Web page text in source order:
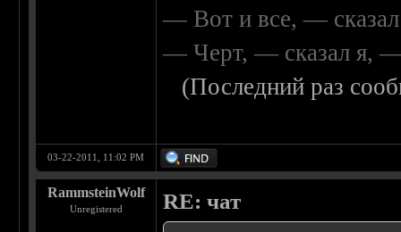
— Вот и все, —
— Черт, — сказал я, —
(Последний раз
03-22-2011, 11:02 PM
RammsteinWolf
Unregistered RE: чат